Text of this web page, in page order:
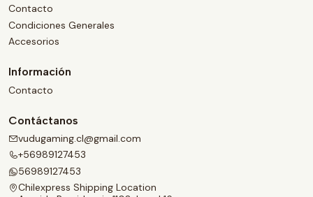
Contacto
Condiciones Generales
Accesorios
Información
Contacto
Contáctanos
vudugaming.cl@gmail.com
+56989127453
56989127453
Chilexpress Shipping Location